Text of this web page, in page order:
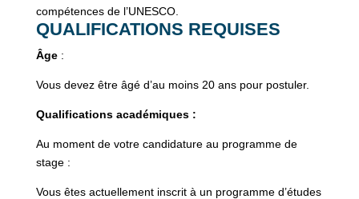
compétences de l’UNESCO.
QUALIFICATIONS REQUISES
Âge:
Vous devez être âgé d’au moins 20 ans pour postuler.
Qualifications académiques :
Au moment de votre candidature au programme de
stage :
Vous êtes actuellement inscrit à un programme d’études